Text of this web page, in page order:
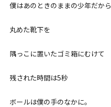
僕はあのときのままの少年だから
丸めた靴下を
隅っこに置いたゴミ箱にむけて
残された時間は5秒
ボールは僕の手のなかに。